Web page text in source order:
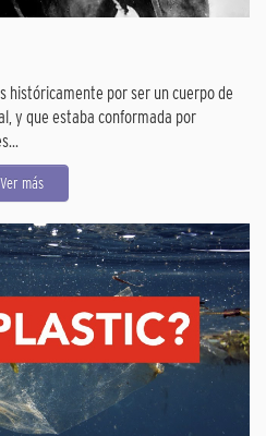
históricamente por ser un cuerpo de
y que estaba conformada por
Ver más